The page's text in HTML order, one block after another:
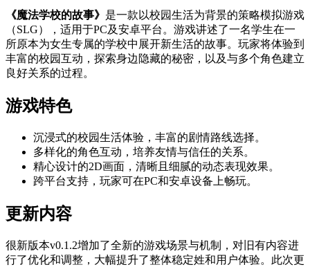
《魔法学校的故事》 是一款以校园生活为背景的策略模拟游戏
（SLG），适用于PC及安卓平台。游戏讲述了一名学生在一
所原本为女生专属的学校中展开新生活的故事。玩家将体验到
丰富的校园互动，探索身边隐藏的秘密，以及与多个角色建立
良好关系的过程。
游戏特色
沉浸式的校园生活体验，丰富的剧情路线选择。
多样化的角色互动，培养友情与信任的关系。
精心设计的2D画面，清晰且细腻的动态表现效果。
跨平台支持，玩家可在PC和安卓设备上畅玩。
更新内容
很新版本v0.1.2增加了全新的游戏场景与机制，对旧有内容进
行了优化和调整，大幅提升了整体稳定姓和用户体验。此次更